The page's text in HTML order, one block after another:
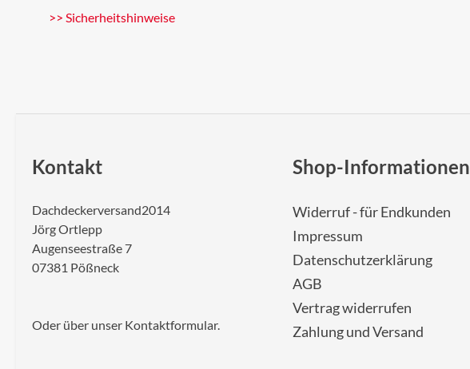
>> Sicherheitshinweise
Kontakt
Dachdeckerversand2014
Jörg Ortlepp
Augenseestraße 7
07381 Pößneck
Oder über unser Kontaktformular.
Shop-Informationen
Widerruf - für Endkunden
Impressum
Datenschutzerklärung
AGB
Vertrag widerrufen
Zahlung und Versand